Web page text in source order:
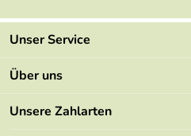
Unser Service
Kontakt
Mehrwertsteuerfrei
Über uns
Marken
Unsere Zahlarten